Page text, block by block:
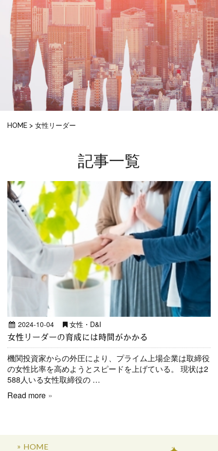
HOME > 女性リーダー
記事一覧
2024-10-04 女性・D&I
女性リーダーの育成には時間がかかる
機関投資家からの外圧により、プライム上場企業は取締役
の女性比率を高めようとスピードを上げている。 現状は2
588人いる女性取締役の …
Read more
HOME